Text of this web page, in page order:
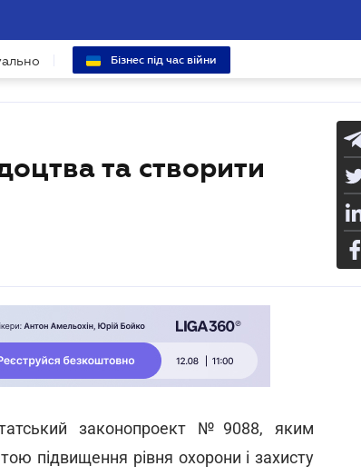
Бізнес під час війни
та створити
законопроект №9088, яким
підвищення рівня охорони і захисту